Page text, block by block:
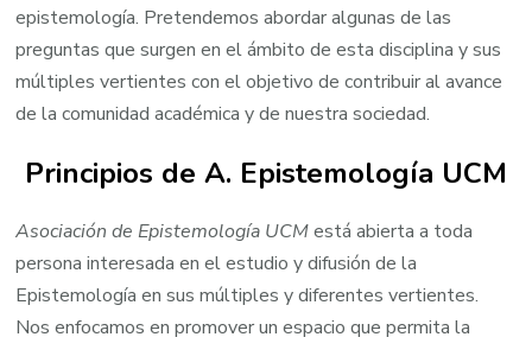
epistemología. Pretendemos abordar algunas de las
preguntas que surgen en el ámbito de esta disciplina y sus
múltiples vertientes con el objetivo de contribuir al avance
de la comunidad académica y de nuestra sociedad.
Principios de A. Epistemología UCM
Asociación de Epistemología UCMestá abierta a toda
persona interesada en el estudio y difusión de la
Epistemología en sus múltiples y diferentes vertientes.
Nos enfocamos en promover un espacio que permita la